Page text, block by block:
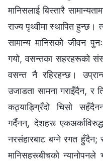
मानिसलाई बिस्तारै
राज्य पृथ्वीमा स्थापित हुन्छ।
सामान्य मानिसको जीवन
गयो, वसन्तका सहरहरूको
वसन्त नै रहिरहन्छ।
उजाडता सामना गराइँदैन, र
कठ्याङ्ग्रिँदो चिसो
गर्दैनन्, देशहरू
नरसंहारबाट बग्‍ने रगत हुँदैन;
मानिसहरूबीचको